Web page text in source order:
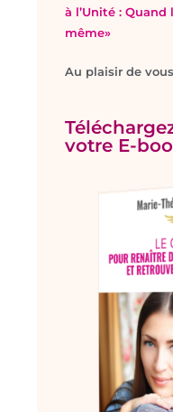
à l’Unité : Quand
même»
Au plaisir de
votre E-